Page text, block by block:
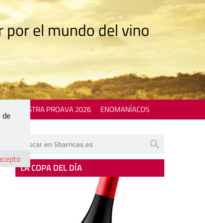
por el mundo del vino
MOSTRA PROAVA 2026 ENOMANÍACOS
LA COPA DEL DÍA
de